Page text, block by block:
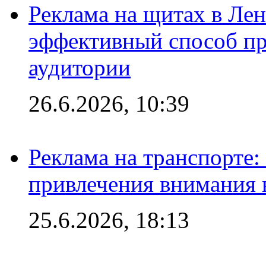
Реклама на щитах в
эффективный способ
аудитории
26.6.2026, 10:39
Реклама на
привлечения внимания
25.6.2026, 18:13